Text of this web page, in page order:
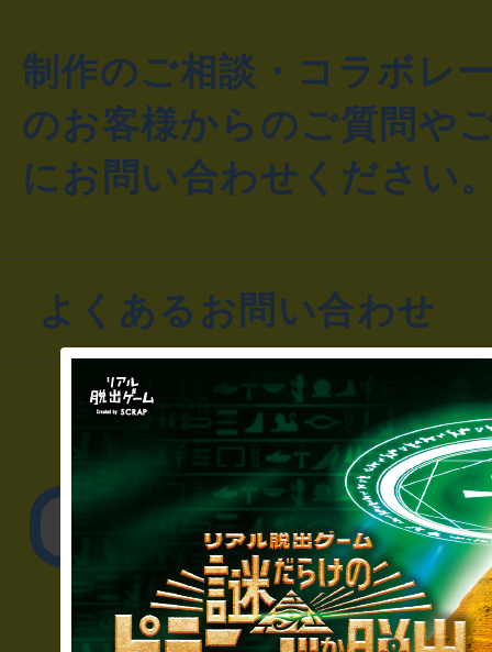
制作のご相談・コラボレ
のお客様からのご質問や
にお問い合わせください
よくあるお問い合わせ
▼一般のお客様
公演内容、チケット
▼企業／法人の方